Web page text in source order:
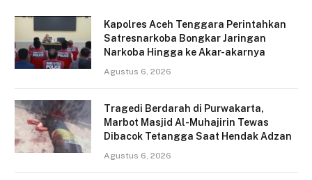
Kapolres Aceh Tenggara Perintahkan
Satresnarkoba Bongkar Jaringan
Narkoba Hingga ke Akar-akarnya
Agustus 6, 2026
Tragedi Berdarah di Purwakarta,
Marbot Masjid Al-Muhajirin Tewas
Dibacok Tetangga Saat Hendak Adzan
Agustus 6, 2026